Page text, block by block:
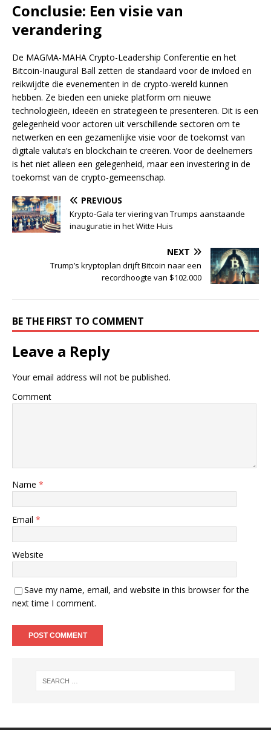
Conclusie: Een visie van
verandering
De MAGMA-MAHA Crypto-Leadership Conferentie en het
Bitcoin-Inaugural Ball zetten de standaard voor de invloed en
reikwijdte die evenementen in de crypto-wereld kunnen
hebben. Ze bieden een unieke platform om nieuwe
technologieën, ideeën en strategieën te presenteren. Dit is een
gelegenheid voor actoren uit verschillende sectoren om te
netwerken en een gezamenlijke visie voor de toekomst van
digitale valuta’s en blockchain te creëren. Voor de deelnemers
is het niet alleen een gelegenheid, maar een investering in de
toekomst van de crypto-gemeenschap.
PREVIOUS
Krypto-Gala ter viering van Trumps aanstaande
inauguratie in het Witte Huis
NEXT
Trump’s kryptoplan drijft Bitcoin naar een
recordhoogte van $102.000
BE THE FIRST TO COMMENT
Leave a Reply
Your email address will not be published.
Comment
Name *
Email *
Website
Save my name, email, and website in this browser for the
next time I comment.